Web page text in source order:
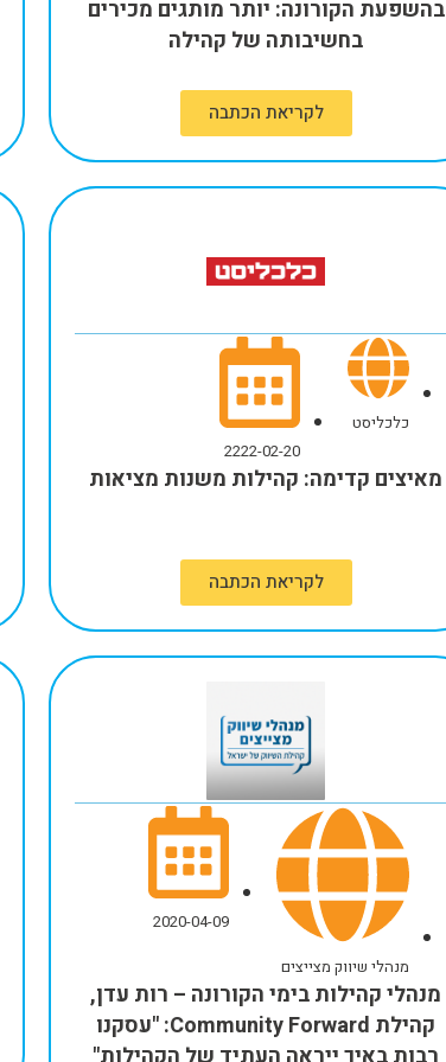
בהשפעת הקורונה: יותר מותגים מכירים
בחשיבותה של קהילה
לקריאת הכתבה
כלכליסט
2222-02-20
מאיצים קדימה: קהילות משנות מציאות
לקריאת הכתבה
מנהלי שיווק מצייצים
2020-04-09
מנהלי קהילות בימי הקורונה – רות עדן,
קהילת Community Forward: "עסקנו